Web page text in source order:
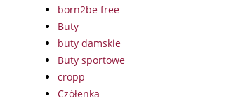
born2be free
Buty
buty damskie
Buty sportowe
cropp
Czółenka